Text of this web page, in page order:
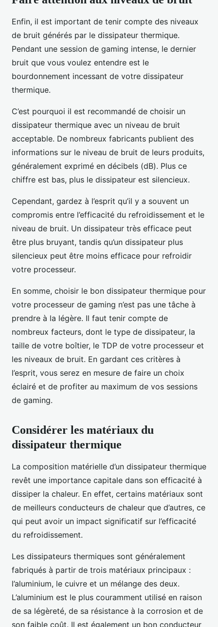
Enfin, il est important de tenir compte des niveaux
de bruit générés par le dissipateur thermique.
Pendant une session de gaming intense, le dernier
bruit que vous voulez entendre est le
bourdonnement incessant de votre dissipateur
thermique.
C’est pourquoi il est recommandé de choisir un
dissipateur thermique avec un niveau de bruit
acceptable. De nombreux fabricants publient des
informations sur le niveau de bruit de leurs produits,
généralement exprimé en décibels (dB). Plus ce
chiffre est bas, plus le dissipateur est silencieux.
Cependant, gardez à l’esprit qu’il y a souvent un
compromis entre l’efficacité du refroidissement et le
niveau de bruit. Un dissipateur très efficace peut
être plus bruyant, tandis qu’un dissipateur plus
silencieux peut être moins efficace pour refroidir
votre processeur.
En somme, choisir le bon dissipateur thermique pour
votre processeur de gaming n’est pas une tâche à
prendre à la légère. Il faut tenir compte de
nombreux facteurs, dont le type de dissipateur, la
taille de votre boîtier, le TDP de votre processeur et
les niveaux de bruit. En gardant ces critères à
l’esprit, vous serez en mesure de faire un choix
éclairé et de profiter au maximum de vos sessions
de gaming.
Considérer les matériaux du
dissipateur thermique
La composition matérielle d’un dissipateur thermique
revêt une importance capitale dans son efficacité à
dissiper la chaleur. En effet, certains matériaux sont
de meilleurs conducteurs de chaleur que d’autres, ce
qui peut avoir un impact significatif sur l’efficacité
du refroidissement.
Les dissipateurs thermiques sont généralement
fabriqués à partir de trois matériaux principaux :
l’aluminium, le cuivre et un mélange des deux.
L’aluminium est le plus couramment utilisé en raison
de sa légèreté, de sa résistance à la corrosion et de
son faible coût. Il est également un bon conducteur